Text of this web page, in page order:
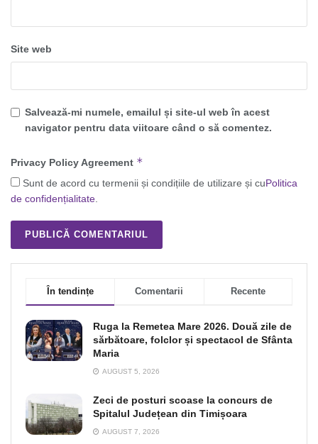
Site web
Salvează-mi numele, emailul și site-ul web în acest
navigator pentru data viitoare când o să comentez.
Privacy Policy Agreement *
Sunt de acord cu termenii și condițiile de utilizare și cuPolitica
de confidențialitate.
În tendințe Comentarii Recente
Ruga la Remetea Mare 2026. Două zile de
sărbătoare, folclor și spectacol de Sfânta
Maria
AUGUST 5, 2026
Zeci de posturi scoase la concurs de
Spitalul Județean din Timișoara
AUGUST 7, 2026